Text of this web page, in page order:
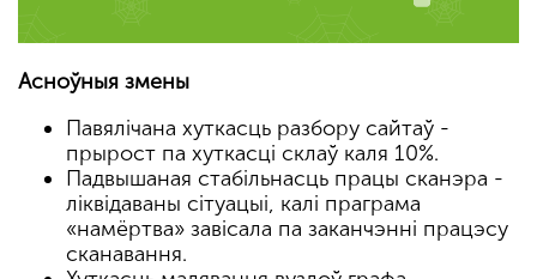
Асноўныя змены
Павялічана хуткасць разбору сайтаў -
прырост па хуткасці склаў каля 10%.
Падвышаная стабільнасць працы сканэра -
ліквідаваны сітуацыі, калі праграма
«намёртва» завісала па заканчэнні працэсу
сканавання.